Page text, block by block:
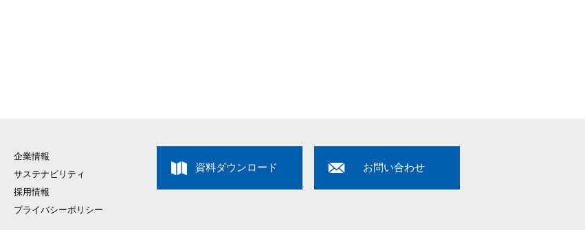
企業情報
サステナビリティ
採用情報
プライバシーポリシー
資料ダウンロード お問い合わせ